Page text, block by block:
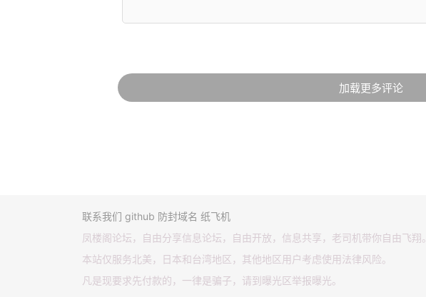
加载更多评论
联系我们 github 防封域名 纸飞机
凤楼阁论坛，自由分享信息论坛，自由开放，信息共享，老司机带你自由飞翔。
本站仅服务北美，日本和台湾地区，其他地区用户考虑使用法律风险。
凡是现要求先付款的，一律是骗子，请到曝光区举报曝光。